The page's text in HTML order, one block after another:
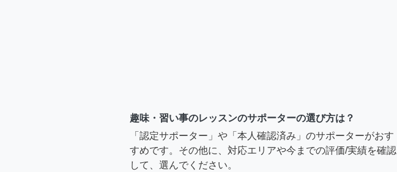
趣味・習い事のレッスンのサポーターの選び方は？
「認定サポーター」や「本人確認済み」のサポーターがおす
すめです。その他に、対応エリアや今までの評価/実績を確認
して、選んでください。